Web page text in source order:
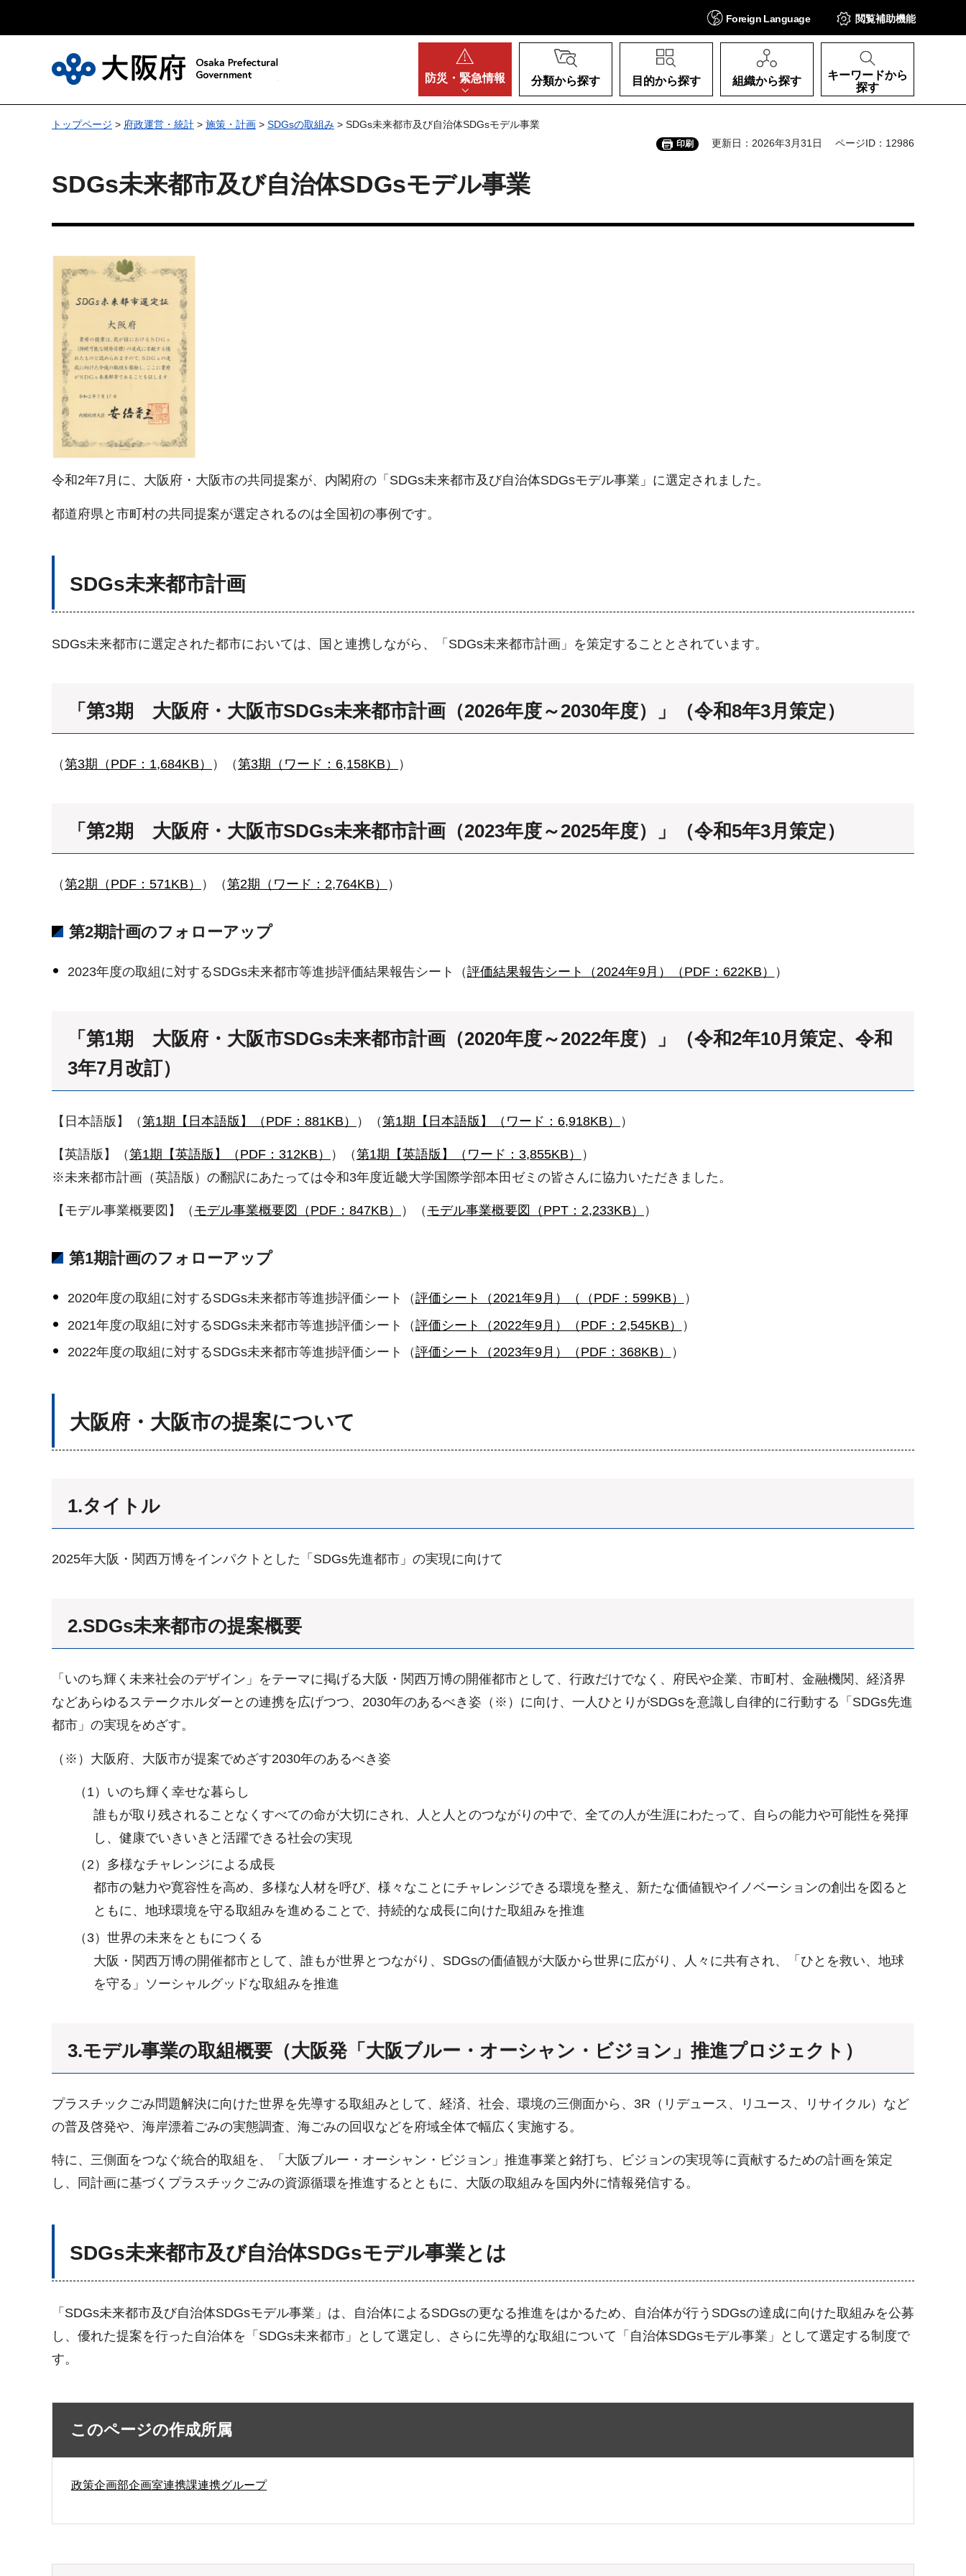
Foreign Language 閲覧補助機能
防災・ 緊急情報 分類から探す 目的から探す 組織から探す
キーワードから
探す
トップページ > 府政運営・統計 > 施策・計画 > SDGsの取組み > SDGs未来都市及び自治体SDGsモデル事業
印刷 更新日：2026年3月31日 ページID：12986
SDGs未来都市及び自治体SDGsモデル事業
令和2年7月に、大阪府・大阪市の共同提案が、内閣府の「SDGs未来都市及び自治体SDGsモデル事業」に選定されました。
都道府県と市町村の共同提案が選定されるのは全国初の事例です。
SDGs未来都市計画
SDGs未来都市に選定された都市においては、国と連携しながら、「SDGs未来都市計画」を策定することとされています。
「第3期 大阪府・大阪市SDGs未来都市計画（2026年度～2030年度）」（令和8年3月策定）
（第3期（PDF：1,684KB） ）（第3期（ワード：6,158KB） ）
「第2期 大阪府・大阪市SDGs未来都市計画（2023年度～2025年度）」（令和5年3月策定）
（第2期（PDF：571KB） ）（第2期（ワード：2,764KB） ）
第2期計画のフォローアップ
2023年度の取組に対するSDGs未来都市等進捗評価結果報告シート（評価結果報告シート（2024年9月）（PDF：622KB） ）
「第1期 大阪府・大阪市SDGs未来都市計画（2020年度～2022年度）」（令和2年10月策定、令和
3年7月改訂）
【日本語版】（第1期【日本語版】（PDF：881KB） ）（第1期【日本語版】（ワード：6,918KB） ）
【英語版】（第1期【英語版】（PDF：312KB） ）（第1期【英語版】（ワード：3,855KB）
）
※未来都市計画（英語版）の翻訳にあたっては令和3年度近畿大学国際学部本田ゼミの皆さんに協力いただきました。
【モデル事業概要図】（ モデル事業概要図（PDF：847KB） ）（ モデル事業概要図（PPT：2,233KB） ）
第1期計画のフォローアップ
2020年度の取組に対するSDGs未来都市等進捗評価シート（評価シート（2021年9月）（（PDF：599KB）
）
2021年度の取組に対するSDGs未来都市等進捗評価シート（評価シート（2022年9月）（PDF：2,545KB）
）
2022年度の取組に対するSDGs未来都市等進捗評価シート（評価シート（2023年9月）（PDF：368KB） ）
大阪府・大阪市の提案について
1.タイトル
2025年大阪・関西万博をインパクトとした「SDGs先進都市」の実現に向けて
2.SDGs未来都市の提案概要
「いのち輝く未来社会のデザイン」をテーマに掲げる大阪・関西万博の開催都市として、行政だけでなく、府民や企業、市町村、金融機関、経済界
などあらゆるステークホルダーとの連携を広げつつ、2030年のあるべき姿（※）に向け、一人ひとりがSDGsを意識し自律的に行動する「SDGs先進
都市」の実現をめざす。
（※）大阪府、大阪市が提案でめざす2030年のあるべき姿
（1）いのち輝く幸せな暮らし
誰もが取り残されることなくすべての命が大切にされ、人と人とのつながりの中で、全ての人が生涯にわたって、自らの能力や可能性を発揮
し、健康でいきいきと活躍できる社会の実現
（2）多様なチャレンジによる成長
都市の魅力や寛容性を高め、多様な人材を呼び、様々なことにチャレンジできる環境を整え、新たな価値観やイノベーションの創出を図ると
ともに、地球環境を守る取組みを進めることで、持続的な成長に向けた取組みを推進
（3）世界の未来をともにつくる
大阪・関西万博の開催都市として、誰もが世界とつながり、SDGsの価値観が大阪から世界に広がり、人々に共有され、「ひとを救い、地球
を守る」ソーシャルグッドな取組みを推進
3.モデル事業の取組概要（大阪発「大阪ブルー・オーシャン・ビジョン」推進プロジェクト）
プラスチックごみ問題解決に向けた世界を先導する取組みとして、経済、社会、環境の三側面から、3R（リデュース、リユース、リサイクル）など
の普及啓発や、海岸漂着ごみの実態調査、海ごみの回収などを府域全体で幅広く実施する。
特に、三側面をつなぐ統合的取組を、「大阪ブルー・オーシャン・ビジョン」推進事業と銘打ち、ビジョンの実現等に貢献するための計画を策定
し、同計画に基づくプラスチックごみの資源循環を推進するとともに、大阪の取組みを国内外に情報発信する。
SDGs未来都市及び自治体SDGsモデル事業とは
「SDGs未来都市及び自治体SDGsモデル事業」は、自治体によるSDGsの更なる推進をはかるため、自治体が行うSDGsの達成に向けた取組みを公募
し、優れた提案を行った自治体を「SDGs未来都市」として選定し、さらに先導的な取組について「自治体SDGsモデル事業」として選定する制度で
す。
このページの作成所属
政策企画部企画室連携課連携グループ